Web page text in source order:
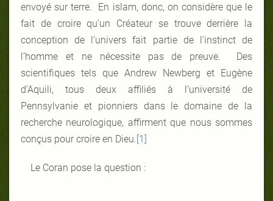
envoyé sur terre. En islam, donc, on considère que le
fait de croire qu’un Créateur se trouve derrière la
conception de l’univers fait partie de l’instinct de
l’homme et ne nécessite pas de preuve. Des
scientifiques tels que Andrew Newberg et Eugène
d’Aquili, tous deux affiliés à l’université de
Pennsylvanie et pionniers dans le domaine de la
recherche neurologique, affirment que nous sommes
conçus pour croire en Dieu. [1]
Le Coran pose la question :